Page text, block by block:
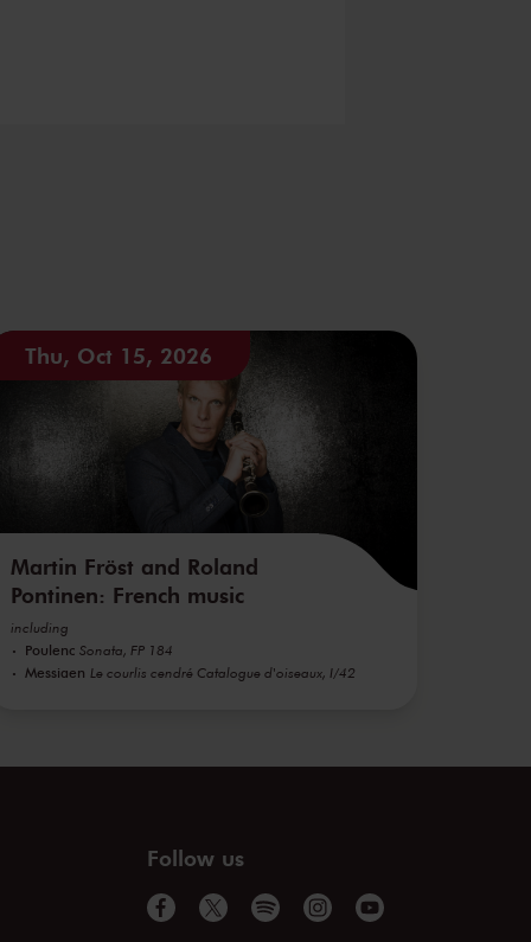
Thu, Oct 15, 2026
Martin Fröst and Roland
Pontinen: French music
including
Poulenc Sonata, FP 184
Messiaen Le courlis cendré Catalogue d'oiseaux, I/42
Follow us